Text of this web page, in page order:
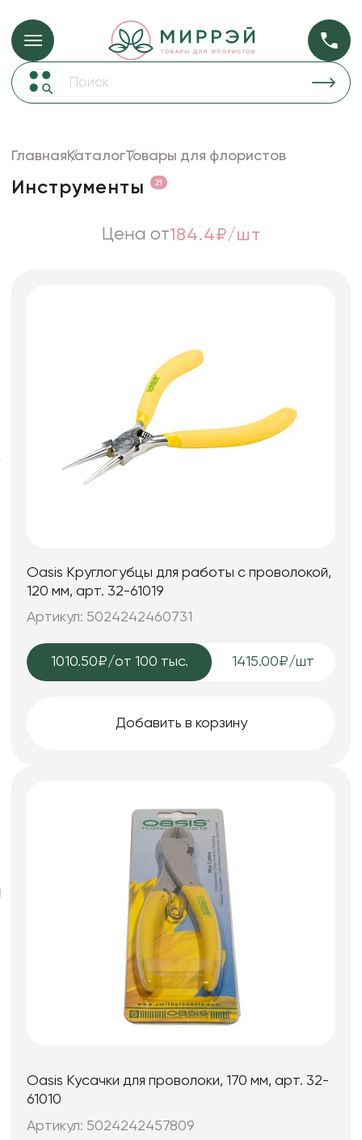
Упаковка для цветов и подарков Упаковка для
Декор для дома
Искусственные цветы и растения
Игрушки мягкие
ГлавнаяКаталогТовары для флористов
Инструменты 21
Цена от184.4₽/шт
Oasis Круглогубцы для работы с проволокой,
120 мм, арт. 32-61019
Артикул: 5024242460731
1010.50₽/от 100 тыс. 1415.00₽/шт
Добавить в корзину
Oasis Кусачки для проволоки, 170 мм, арт. 32-
61010
Артикул: 5024242457809